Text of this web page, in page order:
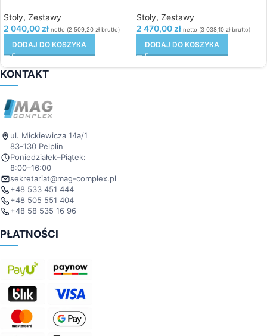
Stoły, Zestawy
2 040,00 zł netto (2 509,20 zł brutto)
DODAJ DO KOSZYKA
Stoły, Zestawy
2 470,00 zł netto (3 038,10 zł brutto)
DODAJ DO KOSZYKA
KONTAKT
ul. Mickiewicza 14a/1
83-130 Pelplin
Poniedziałek–Piątek:
8:00–16:00
sekretariat@mag-complex.pl
+48 533 451 444
+48 505 551 404
+48 58 535 16 96
PŁATNOŚCI